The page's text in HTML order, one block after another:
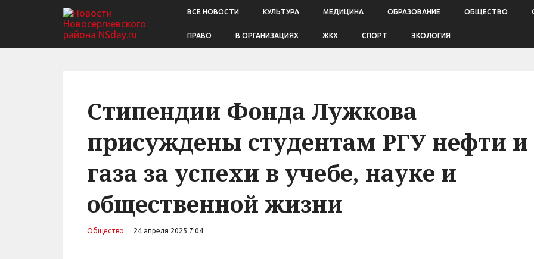
ВСЕ НОВОСТИ КУЛЬТУРА МЕДИЦИНА ОБРАЗОВАНИЕ ОБЩЕСТВО
ПРАВО В ОРГАНИЗАЦИЯХ ЖКХ СПОРТ ЭКОЛОГИЯ
Стипендии Фонда Лужкова
присуждены студентам РГУ нефти и
газа за успехи в учебе, науке и
общественной жизни
Общество 24 апреля 2025 7:04